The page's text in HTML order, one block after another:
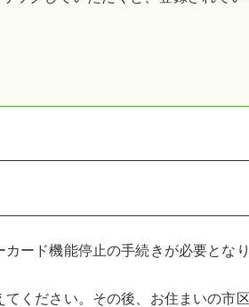
ード機能停止の手続きが必要とな
ください。その後、お住まいの市